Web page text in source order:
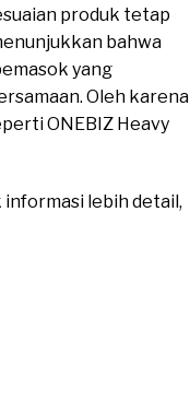
produk tetap
bahwa
yang
Oleh karena
ONEBIZ Heavy
informasi lebih detail,